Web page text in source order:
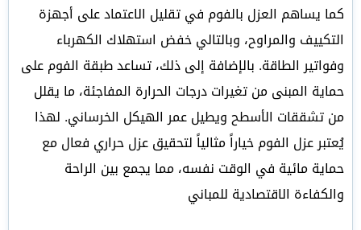
كما يساهم العزل بالفوم في تقليل الاعتماد على أجهزة
التكييف والمراوح، وبالتالي خفض استهلاك الكهرباء
وفواتير الطاقة. بالإضافة إلى ذلك، تساعد طبقة الفوم على
حماية المبنى من تغيرات درجات الحرارة المفاجئة، ما يقلل
من تشققات الأسطح ويطيل عمر الهيكل الخرساني. لهذا
يُعتبر عزل الفوم خياراً مثالياً لتحقيق عزل حراري فعال مع
حماية مائية في الوقت نفسه، مما يجمع بين الراحة
والكفاءة الاقتصادية للمباني